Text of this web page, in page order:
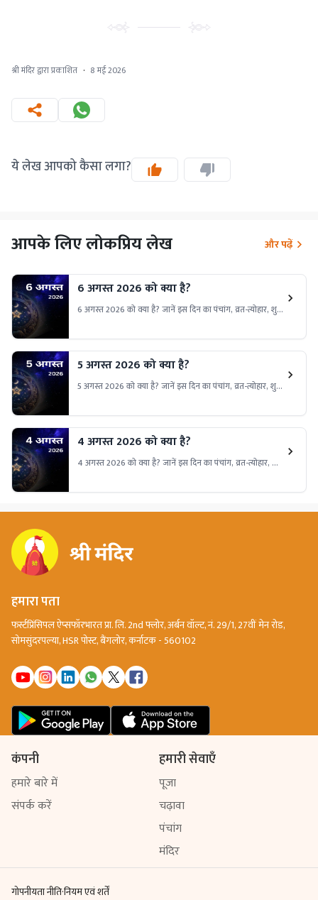
श्री मंदिर द्वारा प्रकाशित · 8 मई 2026
ये लेख आपको कैसा लगा?
आपके लिए लोकप्रिय लेख और पढ़ें
6 अगस्त 2026 को क्या है?
6 अगस्त 2026 को क्या है? जानें इस दिन का पंचांग, व्रत-त्योहार, शुभ
महत्व से जुड़ी हर जरूरी जानकारी विस्तार से पढ़ें।
5 अगस्त 2026 को क्या है?
5 अगस्त 2026 को क्या है? जानें इस दिन का पंचांग, व्रत-त्योहार, शुभ
महत्व से जुड़ी हर जरूरी जानकारी विस्तार से पढ़ें।
4 अगस्त 2026 को क्या है?
4 अगस्त 2026 को क्या है? जानें इस दिन का पंचांग, व्रत-त्योहार, शुभ
महत्व से जुड़ी हर जरूरी जानकारी विस्तार से पढ़ें।
हमारा पता
फर्स्टप्रिंसिपल ऐप्सफॉरभारत प्रा. लि. 2nd फ्लोर, अर्बन वॉल्ट, नं. 29/1, 27वीं मेन रोड,
सोमसुंदरपल्या, HSR पोस्ट, बैंगलोर, कर्नाटक - 560102
कंपनी
हमारे बारे में
संपर्क करें
हमारी सेवाएँ
पूजा
चढ़ावा
पंचांग
मंदिर
गोपनीयता नीति·नियम एवं शर्तें